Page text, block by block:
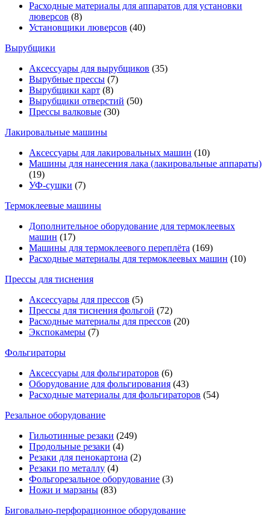
Расходные материалы для аппаратов для установки
люверсов (8)
Установщики люверсов (40)
Вырубщики
Аксессуары для вырубщиков (35)
Вырубные прессы (7)
Вырубщики карт (8)
Вырубщики отверстий (50)
Прессы валковые (30)
Лакировальные машины
Аксессуары для лакировальных машин (10)
Машины для нанесения лака (лакировальные аппараты)
(19)
УФ-сушки (7)
Термоклеевые машины
Дополнительное оборудование для термоклеевых
машин (17)
Машины для термоклеевого переплёта (169)
Расходные материалы для термоклеевых машин (10)
Прессы для тиснения
Аксессуары для прессов (5)
Прессы для тиснения фольгой (72)
Расходные материалы для прессов (20)
Экспокамеры (7)
Фольгираторы
Аксессуары для фольгираторов (6)
Оборудование для фольгирования (43)
Расходные материалы для фольгираторов (54)
Резальное оборудование
Гильотинные резаки (249)
Продольные резаки (4)
Резаки для пенокартона (2)
Резаки по металлу (4)
Фольгорезальное оборудование (3)
Ножи и марзаны (83)
Биговально-перфорационное оборудование